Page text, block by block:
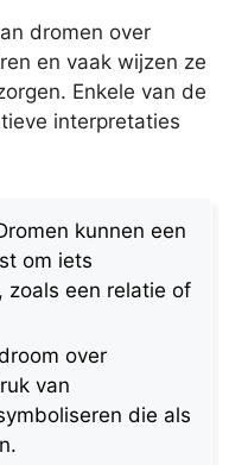
dromen over
en vaak wijzen ze
Enkele van de
interpretaties
kunnen een
om iets
zoals een relatie of
over
van
die als